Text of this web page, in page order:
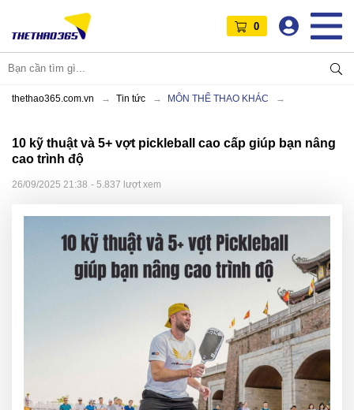
0
thethao365.com.vn Tin tức MÔN THỂ THAO KHÁC
10 kỹ thuật và 5+ vợt pickleball cao cấp giúp bạn nâng
cao trình độ
26/09/2025 21:38 - 5.837 lượt xem